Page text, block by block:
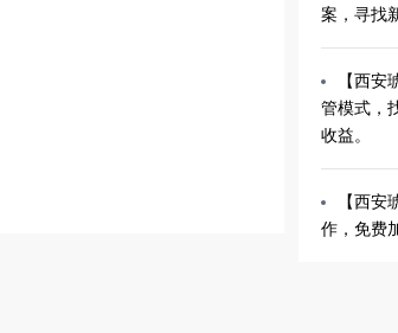
案，寻找
【西
管模式，
收益。
【西
作，免费